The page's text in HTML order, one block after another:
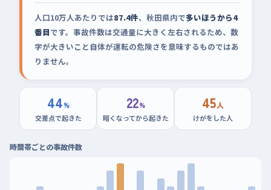
人口10万人あたりでは87.4件、秋田県内で多いほうから4
番目です。事故件数は交通量に大きく左右されるため、数
字が大きいこと自体が運転の危険さを意味するものではあ
りません。
44%
交差点で起きた
22%
暗くなってから起きた
45人
けがをした人
時間帯ごとの事故件数